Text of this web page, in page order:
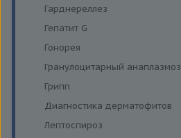
Углеводный обмен
Ферменты
Секреторная функция
гипофиза
Функция
надпочечников,гипертония
Функция паращитовидных
Гарднереллез
Гепатит G
Гонорея
Гранулоцитарный анаплазмоз
Грипп
Диагностика дерматофитов
Лептоспироз